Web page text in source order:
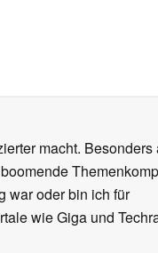
macht. Besonders
war oder bin ich für
wie Giga und